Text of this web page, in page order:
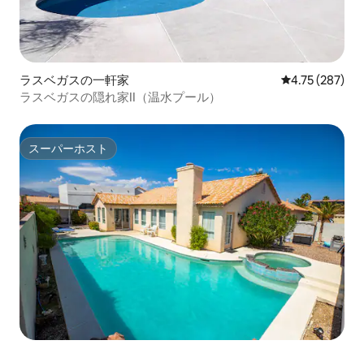
ラスベガスの一軒家 レビュー287
4.75 (287)
ラスベガスの隠れ家II（温水プール）
スーパーホスト
スーパーホスト